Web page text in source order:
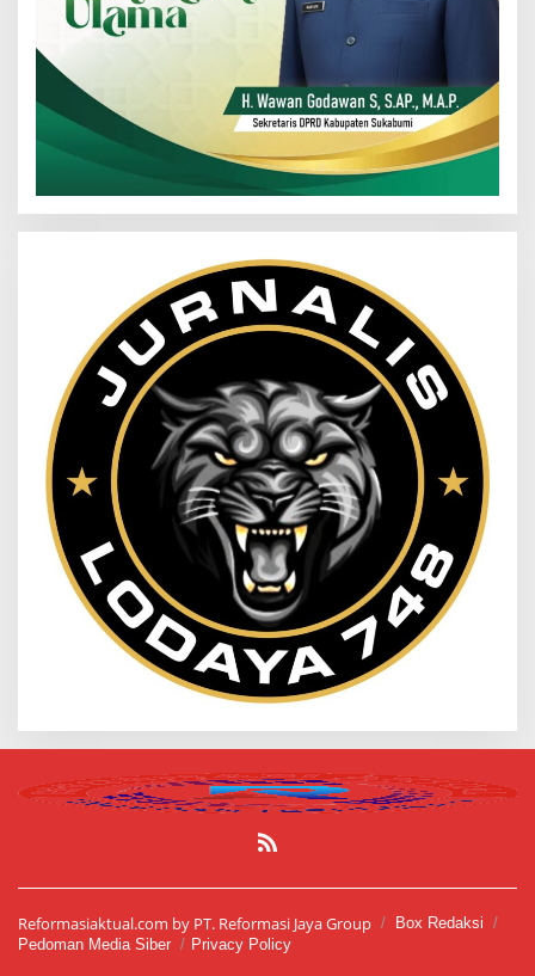
Reformasiaktual.com by PT. Reformasi Jaya Group
Box Redaksi
Pedoman Media Siber
Privacy Policy